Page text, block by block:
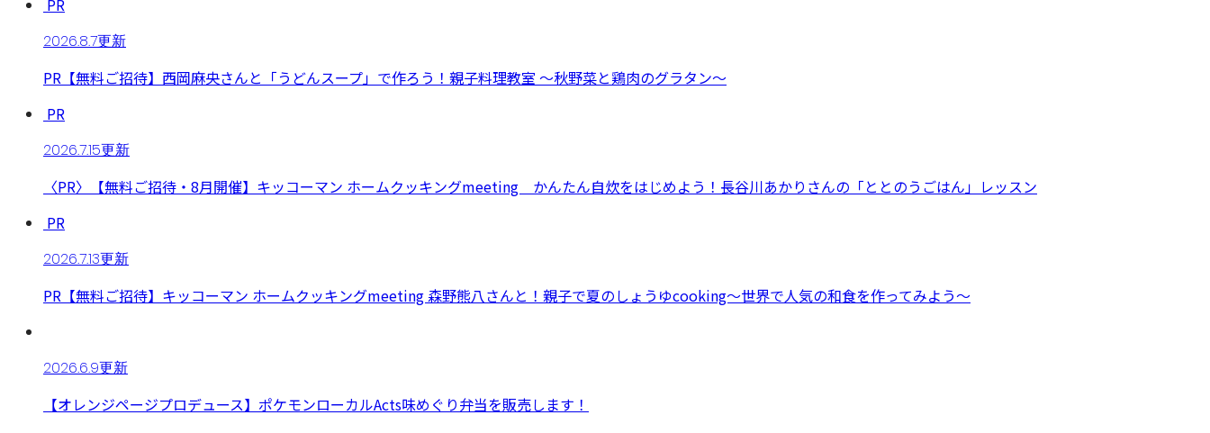
PR
2026.8.7更新
PR【無料ご招待】西岡麻央さんと「うどんスープ」で作ろう！親子料理教室 ～秋野菜と鶏肉のグラタン～
PR
2026.7.15更新
〈PR〉【無料ご招待・8月開催】キッコーマン ホームクッキングmeeting かんたん自炊をはじめよう！長谷川あかりさんの「ととのうごはん」レッスン
PR
2026.7.13更新
PR【無料ご招待】キッコーマン ホームクッキングmeeting 森野熊八さんと！親子で夏のしょうゆcooking～世界で人気の和食を作ってみよう～
2026.6.9更新
【オレンジページプロデュース】ポケモンローカルActs味めぐり弁当を販売します！